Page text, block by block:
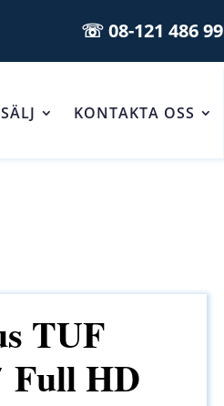
☏ 08-121 486 99
KONTAKTA OSS
TUF
Full HD